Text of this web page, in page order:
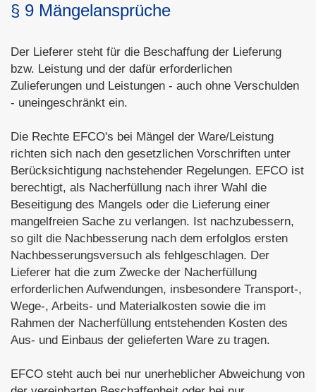
§ 9 Mängelansprüche
Der Lieferer steht für die Beschaffung der Lieferung
bzw. Leistung und der dafür erforderlichen
Zulieferungen und Leistungen - auch ohne Verschulden
- uneingeschränkt ein.
Die Rechte EFCO's bei Mängel der Ware/Leistung
richten sich nach den gesetzlichen Vorschriften unter
Berücksichtigung nachstehender Regelungen. EFCO ist
berechtigt, als Nacherfüllung nach ihrer Wahl die
Beseitigung des Mangels oder die Lieferung einer
mangelfreien Sache zu verlangen. Ist nachzubessern,
so gilt die Nachbesserung nach dem erfolglos ersten
Nachbesserungsversuch als fehlgeschlagen. Der
Lieferer hat die zum Zwecke der Nacherfüllung
erforderlichen Aufwendungen, insbesondere Transport-,
Wege-, Arbeits- und Materialkosten sowie die im
Rahmen der Nacherfüllung entstehenden Kosten des
Aus- und Einbaus der gelieferten Ware zu tragen.
EFCO steht auch bei nur unerheblicher Abweichung von